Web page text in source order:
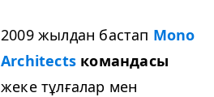
2009 жылдан бастап Mono
Archi­tects командасы
жеке тұлғалар мен